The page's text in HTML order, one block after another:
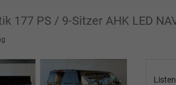
177 PS / 9-Sitzer AHK LED